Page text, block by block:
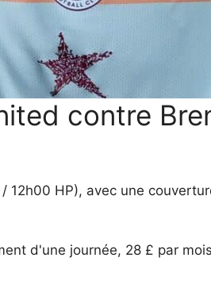
contre
HP), avec une
d'une journée, 28 £ par